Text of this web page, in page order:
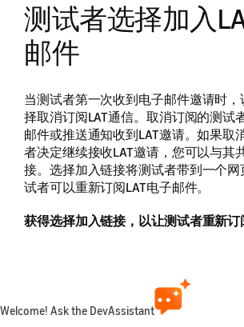
测试者选择加入
邮件
当测试者第一次收到电子邮件邀请时
择取消订阅LAT通信。取消订阅的测试
邮件或推送通知收到LAT邀请。如果取
者决定继续接收LAT邀请，您可以与其
接。选择加入链接将测试者带到一个网
试者可以重新订阅LAT电子邮件。
获得选择加入链接，以让测试者重新订
我的应用
在列表中找到您的应用，单击菜单
动态应用测试。
Welcome! Ask the DevAssistant